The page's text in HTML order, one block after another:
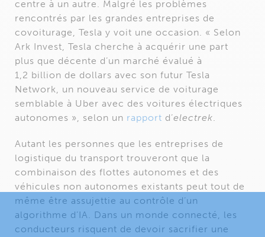
centre à un autre. Malgré les problèmes
rencontrés par les grandes entreprises de
covoiturage, Tesla y voit une occasion. « Selon
Ark Invest, Tesla cherche à acquérir une part
plus que décente d’un marché évalué à
1,2 billion de dollars avec son futur Tesla
Network, un nouveau service de voiturage
semblable à Uber avec des voitures électriques
autonomes », selon un rapport d’electrek.
Autant les personnes que les entreprises de
logistique du transport trouveront que la
combinaison des flottes autonomes et des
véhicules non autonomes existants peut tout de
même être assujettie au contrôle d’un
algorithme d’IA. Dans un monde connecté, les
conducteurs risquent de devoir sacrifier une